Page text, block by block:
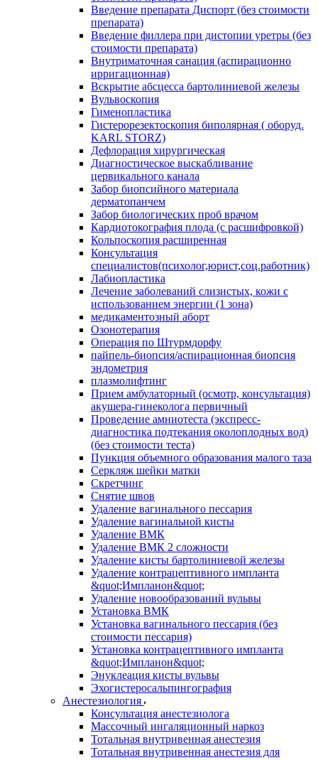
Введение препарата Диспорт (без стоимости
препарата)
Введение филлера при дистопии уретры (без
стоимости препарата)
Внутриматочная санация (аспирационно
ирригационная)
Вскрытие абсцесса бартолиниевой железы
Вульвоскопия
Гименопластика
Гистерорезектоскопия биполярная ( оборуд.
KARL STORZ)
Дефлорация хирургическая
Диагностическое выскабливание
цервикального канала
Забор биопсийного материала
дерматопанчем
Забор биологических проб врачом
Кардиотокография плода (с расшифровкой)
Кольпоскопия расширенная
Консультация
специалистов(психолог,юрист,соц.работник)
Лабиопластика
Лечение заболеваний слизистых, кожи с
использованием энергии (1 зона)
медикаментозный аборт
Озонотерапия
Операция по Штурмдорфу
пайпель-биопсия/аспирационная биопсия
эндометрия
плазмолифтинг
Прием амбулаторный (осмотр, консультация)
акушера-гинеколога первичный
Проведение амниотеста (экспресс-
диагностика подтекания околоплодных вод)
(без стоимости теста)
Пункция объемного образования малого таза
Серкляж шейки матки
Скретчинг
Снятие швов
Удаление вагинального пессария
Удаление вагинальной кисты
Удаление ВМК
Удаление ВМК 2 сложности
Удаление кисты бартолиниевой железы
Удаление контрацептивного импланта
&quot;Импланон&quot;
Удаление новообразований вульвы
Установка ВМК
Установка вагинального пессария (без
стоимости пессария)
Установка контрацептивного импланта
&quot;Импланон&quot;
Энуклеация кисты вульвы
Эхогистеросальпингография
Анестезиология
Консультация анестезиолога
Массочный ингаляционный наркоз
Тотальная внутривенная анестезия
Тотальная внутривенная анестезия для